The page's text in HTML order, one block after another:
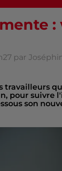
par
travailleurs
pour suivre
son